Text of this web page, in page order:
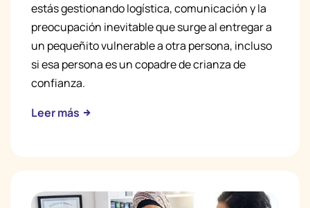
estás gestionando logística, comunicación y la
preocupación inevitable que surge al entregar a
un pequeñito vulnerable a otra persona, incluso
si esa persona es un copadre de crianza de
confianza.
Leer más